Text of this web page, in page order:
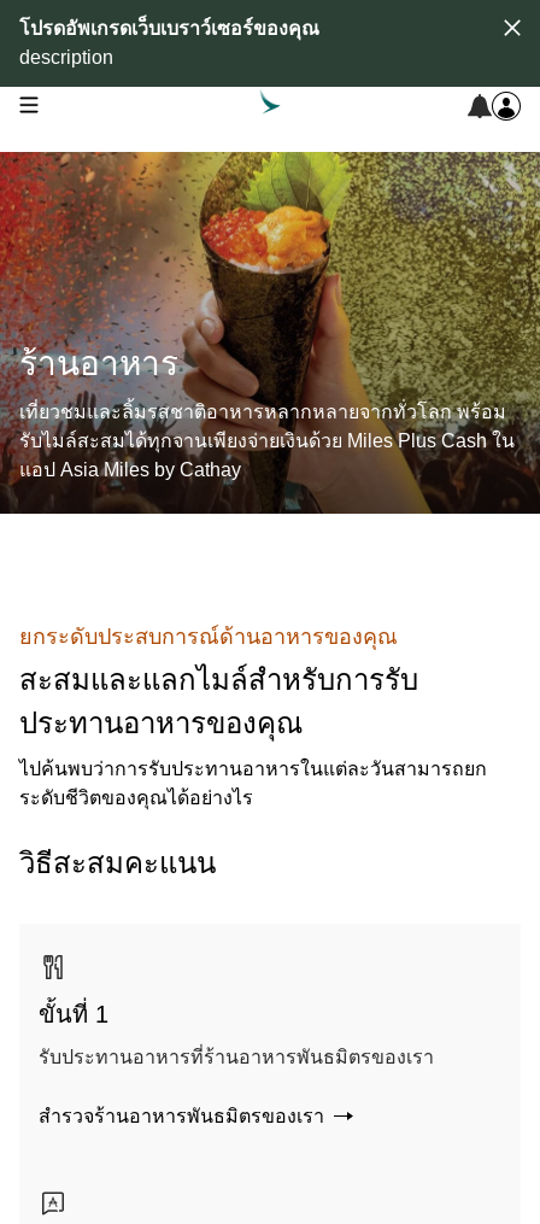
โปรดอัพเกรดเว็บเบราว์เซอร์ของคุณ
description
open navigation menu
ร้านอาหาร
เที่ยวชมและลิ้มรสชาติอาหารหลากหลายจากทั่วโลก พร้อม
รับไมล์สะสมได้ทุกจานเพียงจ่ายเงินด้วย Miles Plus Cash ใน
แอป Asia Miles by Cathay
ยกระดับประสบการณ์ด้านอาหารของคุณ
สะสมและแลกไมล์สำหรับการรับ
ประทานอาหารของคุณ
ไปค้นพบว่าการรับประทานอาหารในแต่ละวันสามารถยก
ระดับชีวิตของคุณได้อย่างไร
วิธีสะสมคะแนน
ขั้นที่ 1
รับประทานอาหารที่ร้านอาหารพันธมิตรของเรา
สำรวจร้านอาหารพันธมิตรของเรา